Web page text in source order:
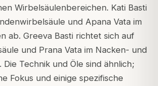
Wirbelsäulenbereichen. Kati Basti
und Apana Vata im
ab. Greeva Basti richtet sich auf
und Prana Vata im Nacken- und
Technik und Öle sind ähnlich;
Fokus und einige spezifische